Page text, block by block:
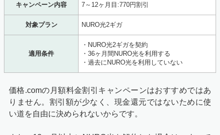
キャンペーン内容 7～12ヶ月目:770円割引
対象プラン NURO光2ギガ
適用条件
・NURO光2ギガを契約
・36ヶ月間NURO光を利用する
・過去にNURO光を利用していない
価格.comの月額料金割引キャンペーンはおすすめではあ
りません。割引額が少なく、現金還元ではないために使
い道を自由に決められないからです。